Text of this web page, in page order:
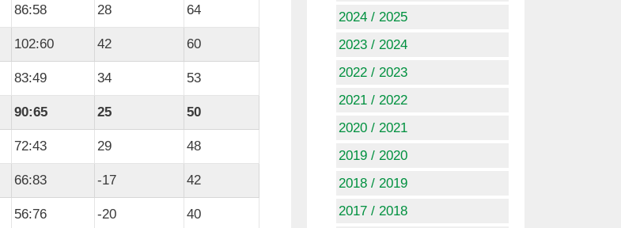
86:58 28 64
102:60 42 60
83:49 34 53
90:65 25 50
72:43 29 48
66:83 -17 42
56:76 -20 40
2024 / 2025
2023 / 2024
2022 / 2023
2021 / 2022
2020 / 2021
2019 / 2020
2018 / 2019
2017 / 2018